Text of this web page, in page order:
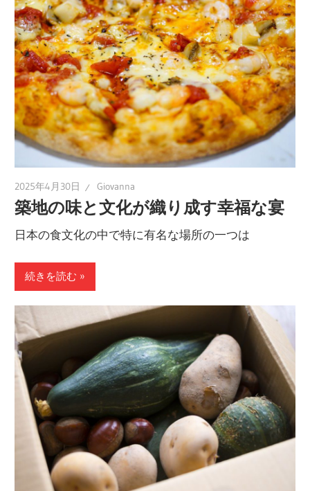
2025年4月30日 Giovanna
築地の味と文化が織り成す幸福な宴
日本の食文化の中で特に有名な場所の一つは
続きを読む